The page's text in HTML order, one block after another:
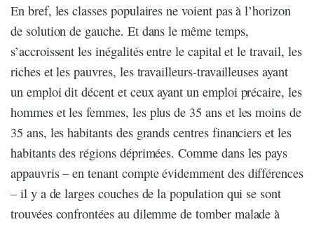
En bref, les classes populaires ne voient pas à l’horizon
de solution de gauche. Et dans le même temps,
s’accroissent les inégalités entre le capital et le travail, les
riches et les pauvres, les travailleurs-travailleuses ayant
un emploi dit décent et ceux ayant un emploi précaire, les
hommes et les femmes, les plus de 35 ans et les moins de
35 ans, les habitants des grands centres financiers et les
habitants des régions déprimées. Comme dans les pays
appauvris – en tenant compte évidemment des différences
– il y a de larges couches de la population qui se sont
trouvées confrontées au dilemme de tomber malade à